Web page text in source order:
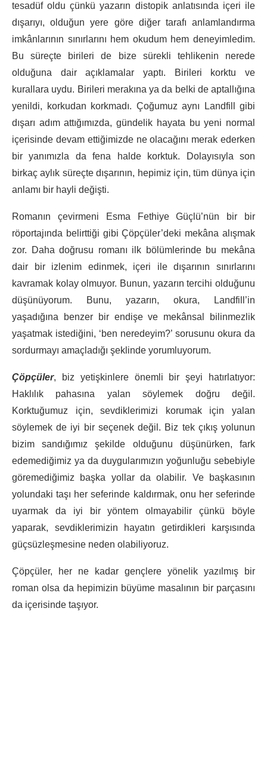
tesadüf oldu çünkü yazarın distopik anlatısında içeri ile
dışarıyı, olduğun yere göre diğer tarafı anlamlandırma
imkânlarının sınırlarını hem okudum hem deneyimledim.
Bu süreçte birileri de bize sürekli tehlikenin nerede
olduğuna dair açıklamalar yaptı. Birileri korktu ve
kurallara uydu. Birileri merakına ya da belki de aptallığına
yenildi, korkudan korkmadı. Çoğumuz aynı Landfill gibi
dışarı adım attığımızda, gündelik hayata bu yeni normal
içerisinde devam ettiğimizde ne olacağını merak ederken
bir yanımızla da fena halde korktuk. Dolayısıyla son
birkaç aylık süreçte dışarının, hepimiz için, tüm dünya için
anlamı bir hayli değişti.
Romanın çevirmeni Esma Fethiye Güçlü’nün bir bir
röportajında belirttiği gibi Çöpçüler’deki mekâna alışmak
zor. Daha doğrusu romanı ilk bölümlerinde bu mekâna
dair bir izlenim edinmek, içeri ile dışarının sınırlarını
kavramak kolay olmuyor. Bunun, yazarın tercihi olduğunu
düşünüyorum. Bunu, yazarın, okura, Landfill’in
yaşadığına benzer bir endişe ve mekânsal bilinmezlik
yaşatmak istediğini, ‘ben neredeyim?’ sorusunu okura da
sordurmayı amaçladığı şeklinde yorumluyorum.
Çöpçüler, biz yetişkinlere önemli bir şeyi hatırlatıyor:
Haklılık pahasına yalan söylemek doğru değil.
Korktuğumuz için, sevdiklerimizi korumak için yalan
söylemek de iyi bir seçenek değil. Biz tek çıkış yolunun
bizim sandığımız şekilde olduğunu düşünürken, fark
edemediğimiz ya da duygularımızın yoğunluğu sebebiyle
göremediğimiz başka yollar da olabilir. Ve başkasının
yolundaki taşı her seferinde kaldırmak, onu her seferinde
uyarmak da iyi bir yöntem olmayabilir çünkü böyle
yaparak, sevdiklerimizin hayatın getirdikleri karşısında
güçsüzleşmesine neden olabiliyoruz.
Çöpçüler, her ne kadar gençlere yönelik yazılmış bir
roman olsa da hepimizin büyüme masalının bir parçasını
da içerisinde taşıyor.